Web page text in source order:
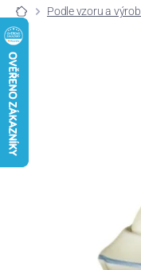
Podle vzoru a